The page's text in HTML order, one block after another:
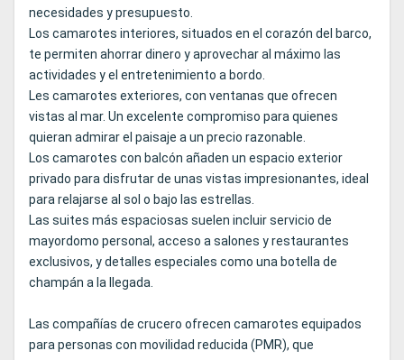
necesidades y presupuesto.
Los camarotes interiores, situados en el corazón del barco,
te permiten ahorrar dinero y aprovechar al máximo las
actividades y el entretenimiento a bordo.
Les camarotes exteriores, con ventanas que ofrecen
vistas al mar. Un excelente compromiso para quienes
quieran admirar el paisaje a un precio razonable.
Los camarotes con balcón añaden un espacio exterior
privado para disfrutar de unas vistas impresionantes, ideal
para relajarse al sol o bajo las estrellas.
Las suites más espaciosas suelen incluir servicio de
mayordomo personal, acceso a salones y restaurantes
exclusivos, y detalles especiales como una botella de
champán a la llegada.
Las compañías de crucero ofrecen camarotes equipados
para personas con movilidad reducida (PMR), que